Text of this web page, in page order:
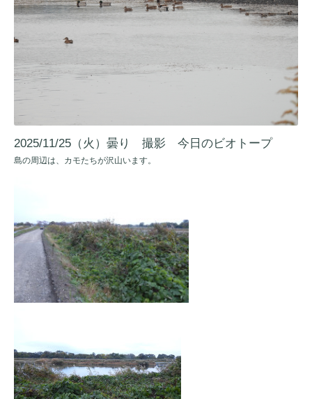
2025/11/25（火）曇り 撮影 今日のビオトープ
島の周辺は、カモたちが沢山います。